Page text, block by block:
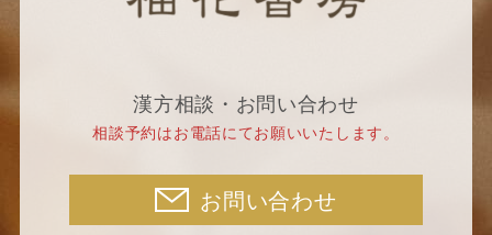
漢方相談・お問い合わせ
相談予約はお電話にてお願いいたします。
お問い合わせ